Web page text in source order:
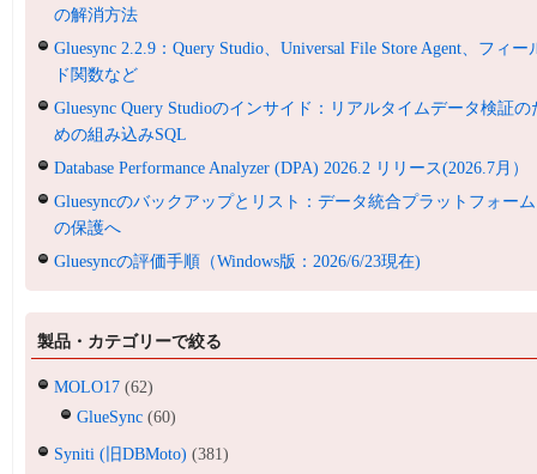
の解消方法
Gluesync 2.2.9：Query Studio、Universal File Store Agent、フィー
ド関数など
Gluesync Query Studioのインサイド：リアルタイムデータ検証の
めの組み込みSQL
Database Performance Analyzer (DPA) 2026.2 リリース(2026.7月）
Gluesyncのバックアップとリスト：データ統合プラットフォーム
の保護へ
Gluesyncの評価手順（Windows版：2026/6/23現在)
製品・カテゴリーで絞る
MOLO17 (62)
GlueSync (60)
Syniti (旧DBMoto) (381)